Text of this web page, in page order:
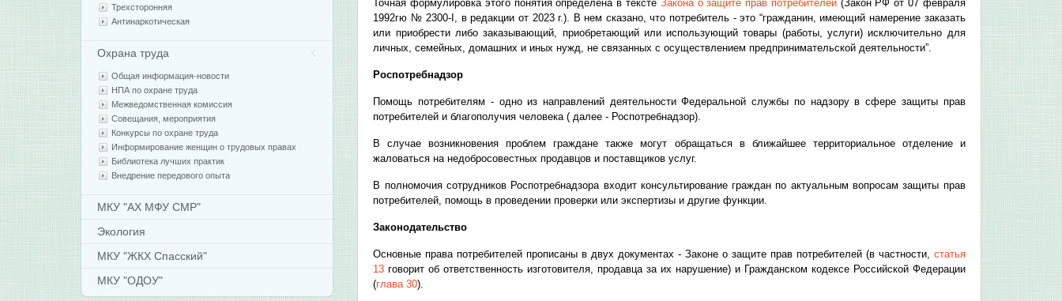
Точная формулировка этого понятия определена в тексте Закона о защите прав потребителей(Закон РФ от 07 февраля
1992гю № 2300-I, в редакции от 2023 г.). В нем сказано, что потребитель - это “гражданин, имеющий намерение заказать
или приобрести либо заказывающий, приобретающий или использующий товары (работы, услуги) исключительно для
личных, семейных, домашних и иных нужд, не связанных c осуществлением предпринимательской деятельности”.
Роспотребнадзор
Помощь потребителям - одно из направлений деятельности Федеральной службы по надзору в сфере защиты прав
потребителей и благополучия человека ( далее - Роспотребнадзор).
В случае возникновения проблем граждане также могут обращаться в ближайшее территориальное отделение и
жаловаться на недобросовестных продавцов и поставщиков услуг.
В полномочия сотрудников Роспотребнадзора входит консультирование граждан по актуальным вопросам защиты прав
потребителей, помощь в проведении проверки или экспертизы и другие функции.
Законодательство
Основные права потребителей прописаны в двух документах - Законе о защите прав потребителей (в частности, статья
13 говорит об ответственность изготовителя, продавца за их нарушение) и Гражданском кодексе Российской Федерации
(глава 30).
Трехсторонняя
Антинаркотическая
Охрана труда
Общая информация-новости
НПА по охране труда
Межведомственная комиссия
Совещания, мероприятия
Конкурсы по охране труда
Информирование женщин о трудовых правах
Библиотека лучших практик
Внедрение передового опыта
МКУ "АХ МФУ СМР"
Экология
МКУ "ЖКХ Спасский"
МКУ "ОДОУ"